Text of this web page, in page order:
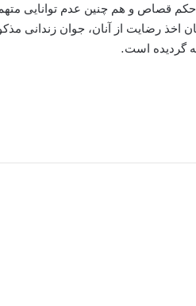
قصاص و هم چنین عدم توانایی متهم
رضایت از آنان، جوان زندانی
گردیده است.